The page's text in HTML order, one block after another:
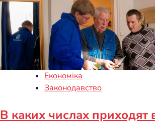
Економіка
Законодавство
В каких числах приходят